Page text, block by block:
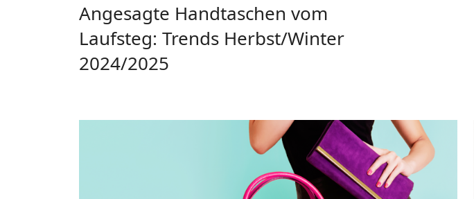
Angesagte Handtaschen vom
Laufsteg: Trends Herbst/Winter
2024/2025